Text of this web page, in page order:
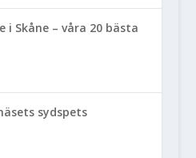
i Skåne – våra 20 bästa
sydspets